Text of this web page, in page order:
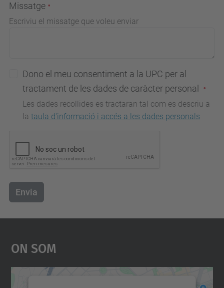
Missatge
Escriviu el missatge que voleu enviar
Dono el meu consentiment a la UPC per al
tractament de les dades de caràcter personal
Les dades recollides es tractaran tal com es descriu a
la taula d'informació i accés a les dades personals
Envia
On Som